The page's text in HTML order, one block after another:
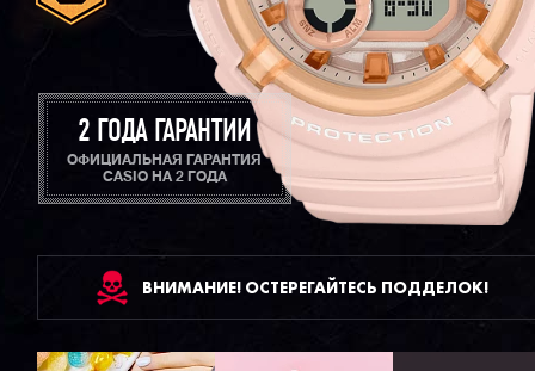
2 ГОДА ГАРАНТИИ
ОФИЦИАЛЬНАЯ ГАРАНТИЯ
CASIO НА 2 ГОДА
ВНИМАНИЕ! ОСТЕРЕГАЙТЕСЬ ПОДДЕЛОК!